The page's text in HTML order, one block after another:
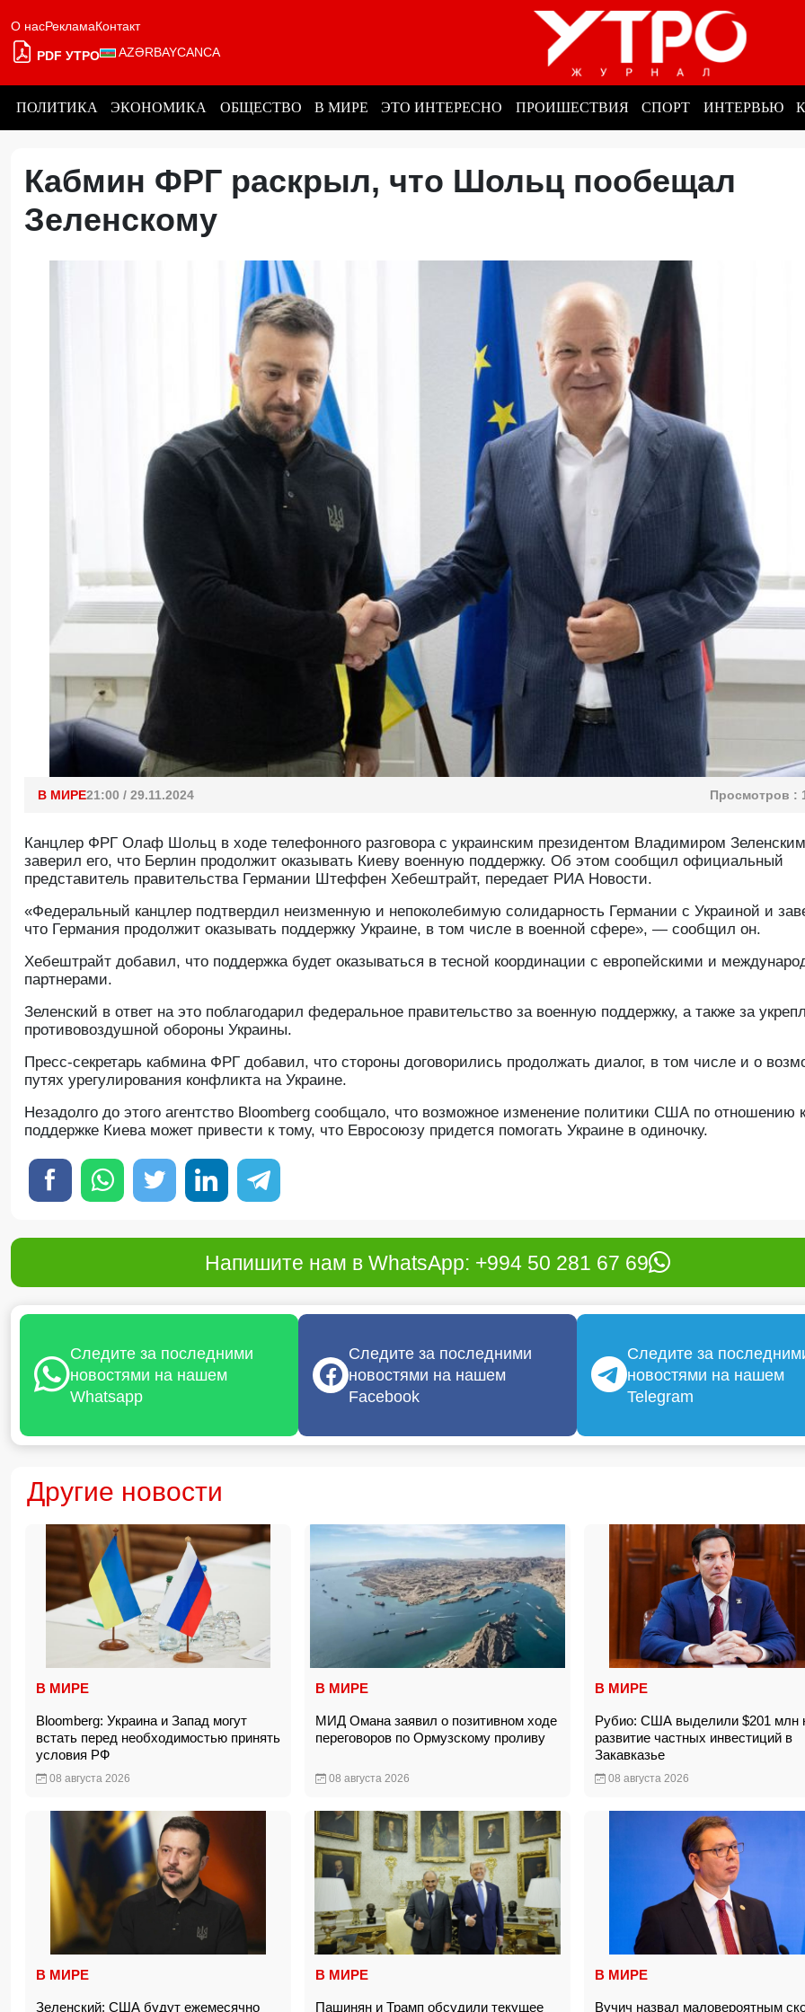
О насРекламаКонтакт
PDF УТРО AZƏRBAYCANCA
ПОЛИТИКА ЭКОНОМИКА ОБЩЕСТВО В МИРЕ ЭТО ИНТЕРЕСНО ПРОИШЕСТВИЯ СПОРТ ИНТЕРВЬЮ
Кабмин ФРГ раскрыл, что Шольц пообещал
Зеленскому
В МИРЕ21:00 / 29.11.2024 Просмотров :
Канцлер ФРГ Олаф Шольц в ходе телефонного разговора с украинским президентом Владимиром Зеленским
заверил его, что Берлин продолжит оказывать Киеву военную поддержку. Об этом сообщил официальный
представитель правительства Германии Штеффен Хебештрайт, передает РИА Новости.
«Федеральный канцлер подтвердил неизменную и непоколебимую солидарность Германии с Украиной и
что Германия продолжит оказывать поддержку Украине, в том числе в военной сфере», — сообщил он.
Хебештрайт добавил, что поддержка будет оказываться в тесной координации с европейскими и
партнерами.
Зеленский в ответ на это поблагодарил федеральное правительство за военную поддержку, а также за
противовоздушной обороны Украины.
Пресс-секретарь кабмина ФРГ добавил, что стороны договорились продолжать диалог, в том числе и о
путях урегулирования конфликта на Украине.
Незадолго до этого агентство Bloomberg сообщало, что возможное изменение политики США по отношению к
поддержке Киева может привести к тому, что Евросоюзу придется помогать Украине в одиночку.
Напишите нам в WhatsApp: +994 50 281 67 69
Следите за последними
новостями на нашем
Whatsapp
Следите за последними
новостями на нашем
Facebook
Следите за
новостями на нашем
Telegram
Другие новости
В МИРЕ
Bloomberg: Украина и Запад могут
встать перед необходимостью принять
условия РФ
08 августа 2026
В МИРЕ
МИД Омана заявил о позитивном ходе
переговоров по Ормузскому проливу
08 августа 2026
В МИРЕ
Рубио: США выделили $201 млн
развитие частных инвестиций в
Закавказье
08 августа 2026
В МИРЕ
Зеленский: США будут ежемесячно
В МИРЕ
Пашинян и Трамп обсудили текущее
В МИРЕ
Вучич назвал маловероятным